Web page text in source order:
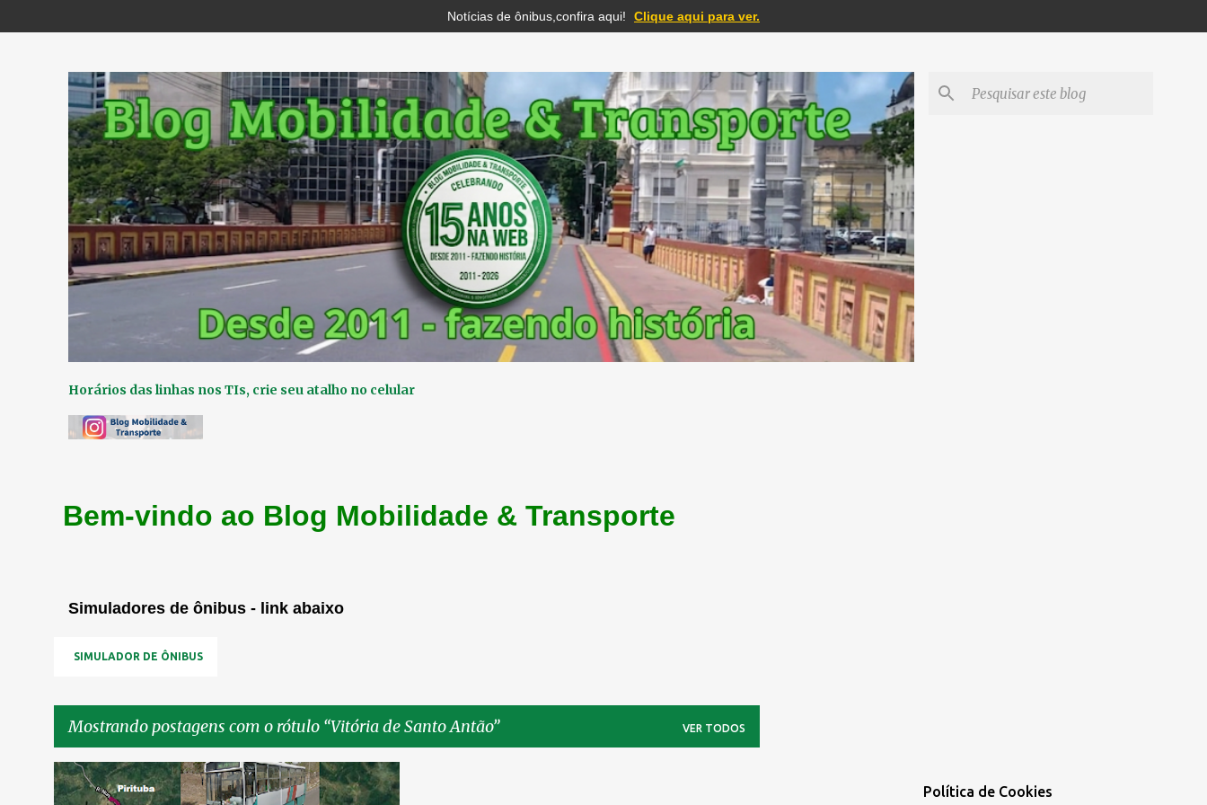
Pular para o conteúdo principal
Horários das linhas nos TIs, crie seu atalho no celular
Notícias de ônibus,confira aqui! Clique aqui para ver.
Bem-vindo ao Blog Mobilidade & Transporte
Simuladores de ônibus - link abaixo
SIMULADOR DE ÔNIBUS
Mostrando postagens com o rótulo Vitória de Santo Antão VER TODOS
P
TRANSPORTE VITÓRIA DE SANTO ANTÃO Política de Cookies